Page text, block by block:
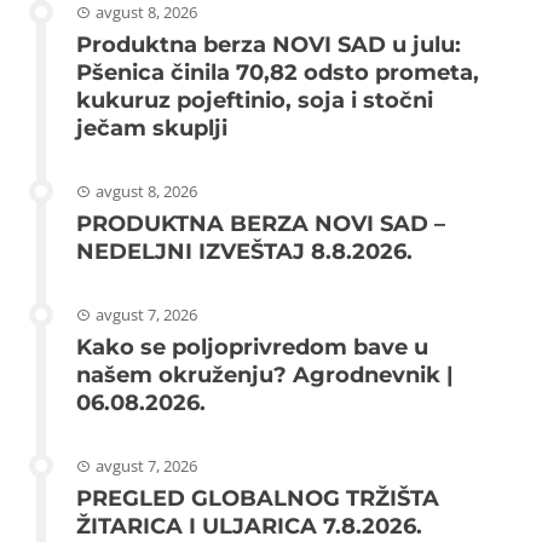
avgust 8, 2026
Produktna berza NOVI SAD u julu:
Pšenica činila 70,82 odsto prometa,
kukuruz pojeftinio, soja i stočni
ječam skuplji
avgust 8, 2026
PRODUKTNA BERZA NOVI SAD –
NEDELJNI IZVEŠTAJ 8.8.2026.
avgust 7, 2026
Kako se poljoprivredom bave u
našem okruženju? Agrodnevnik |
06.08.2026.
avgust 7, 2026
PREGLED GLOBALNOG TRŽIŠTA
ŽITARICA I ULJARICA 7.8.2026.